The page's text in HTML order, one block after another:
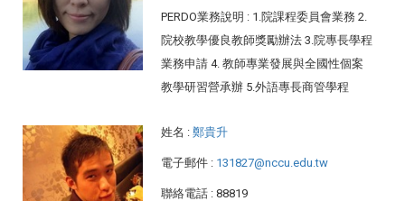
PERDO業務說明 : 1.院課程委員會業務 2.
院校教學優良教師獎勵辦法 3.院專長學程
業務申請 4. 教師專業發展與全國性個案
教學研習營承辦 5.外語專長商管學程
姓名 : 鄭貴升
電子郵件 : 131827@nccu.edu.tw
聯絡電話 : 88819